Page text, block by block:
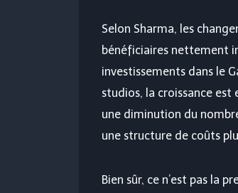
Selon Sharma, les
bénéficiaires nettement
investissements dans le
studios, la croissance
une diminution du
une structure de coûts
Bien sûr, ce n’est pas la